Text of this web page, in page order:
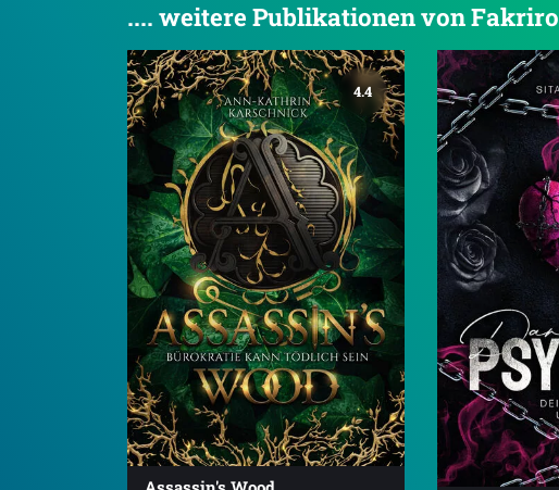
.... weitere Publikationen von Fakriro
4.4